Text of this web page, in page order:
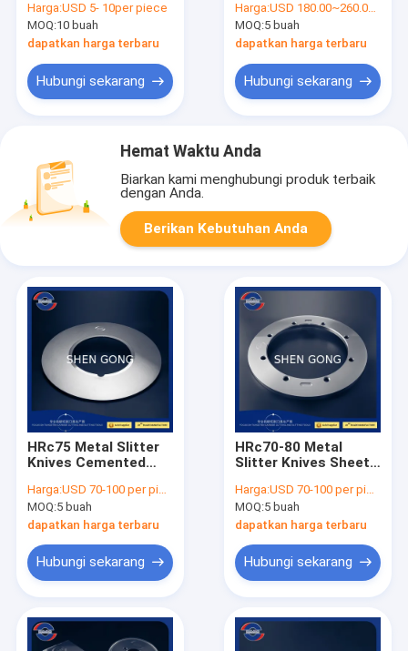
Department
Tungsten Carbide
Multi Tool Blades
Harga:USD 5- 10per piece
MOQ:10 buah
dapatkan harga terbaru
Hubungi sekarang
Metal Cutting Blades
packing machine
blade
Harga:USD 180.00~260.00 / PC
MOQ:5 buah
dapatkan harga terbaru
Hubungi sekarang
Hemat Waktu Anda
Biarkan kami menghubungi produk terbaik
dengan Anda.
Berikan Kebutuhan Anda
HRc75 Metal Slitter
Knives Cemented
0,008mm
Harga:USD 70-100 per piece
MOQ:5 buah
dapatkan harga terbaru
Hubungi sekarang
HRc70-80 Metal
Slitter Knives Sheet
Line
Harga:USD 70-100 per piece
MOQ:5 buah
dapatkan harga terbaru
Hubungi sekarang